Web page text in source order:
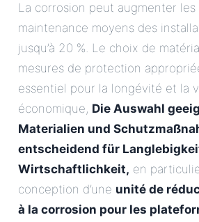
La corrosion peut augmenter
maintenance moyens des
jusqu’à 20 %. Le choix de
mesures de protection
essentiel pour la longévité et la
économique, Die Auswahl
Materialien und
entscheidend für
Wirtschaftlichkeit, en
conception d’une unité de
à la corrosion pour les